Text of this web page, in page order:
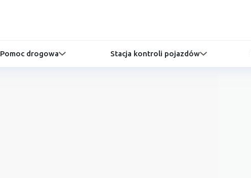
Pomoc drogowa Stacja kontroli pojazdów